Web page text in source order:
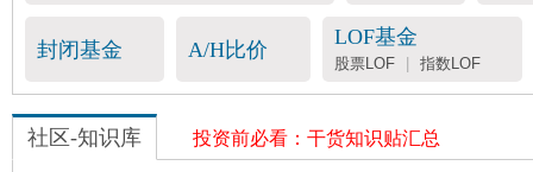
封闭基金 A/H比价
LOF基金
股票LOF | 指数LOF
社区-知识库 投资前必看：干货知识贴汇总